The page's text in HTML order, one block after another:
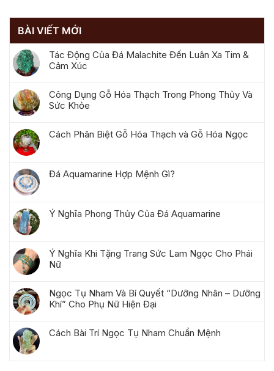
BÀI VIẾT MỚI
Tác Động Của Đá Malachite Đến Luân Xa Tim &
Cảm Xúc
Công Dụng Gỗ Hóa Thạch Trong Phong Thủy Và
Sức Khỏe
Cách Phân Biệt Gỗ Hóa Thạch và Gỗ Hóa Ngọc
Đá Aquamarine Hợp Mệnh Gì?
Ý Nghĩa Phong Thủy Của Đá Aquamarine
Ý Nghĩa Khi Tặng Trang Sức Lam Ngọc Cho Phái
Nữ
Ngọc Tụ Nham Và Bí Quyết “Dưỡng Nhân – Dưỡng
Khí” Cho Phụ Nữ Hiện Đại
Cách Bài Trí Ngọc Tụ Nham Chuẩn Mệnh